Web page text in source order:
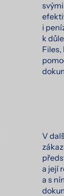
i
k
Files,
V
a její
a s